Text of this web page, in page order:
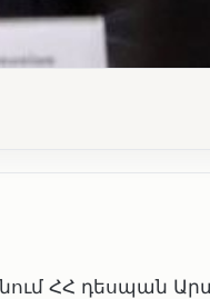
ՀՀ դեսպան